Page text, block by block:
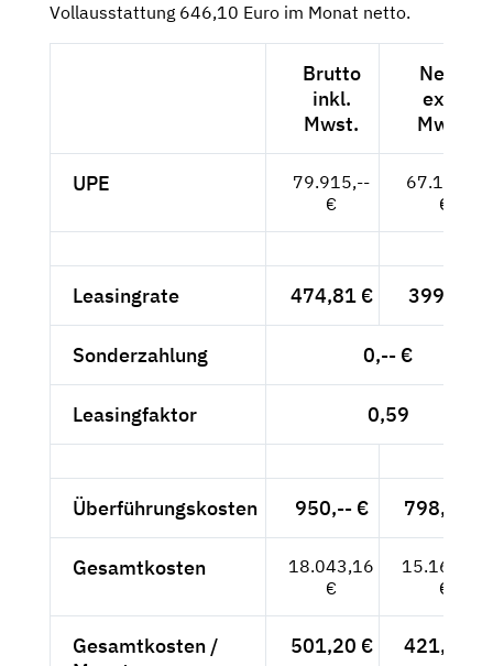
Vollausstattung 646,10 Euro im Monat netto.
Brutto
inkl.
Mwst.
Netto
exkl.
Mwst.
UPE
79.915,--
€
67.155,--
€
Leasingrate 474,81 € 399,-- €
Sonderzahlung 0,-- €
Leasingfaktor 0,59
Überführungskosten 950,-- € 798,32 €
Gesamtkosten
18.043,16
€
15.162,32
€
Gesamtkosten /
501,20 € 421,18 €